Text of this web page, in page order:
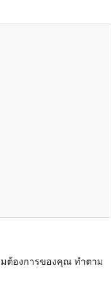
ต้องการของคุณ ทำตาม